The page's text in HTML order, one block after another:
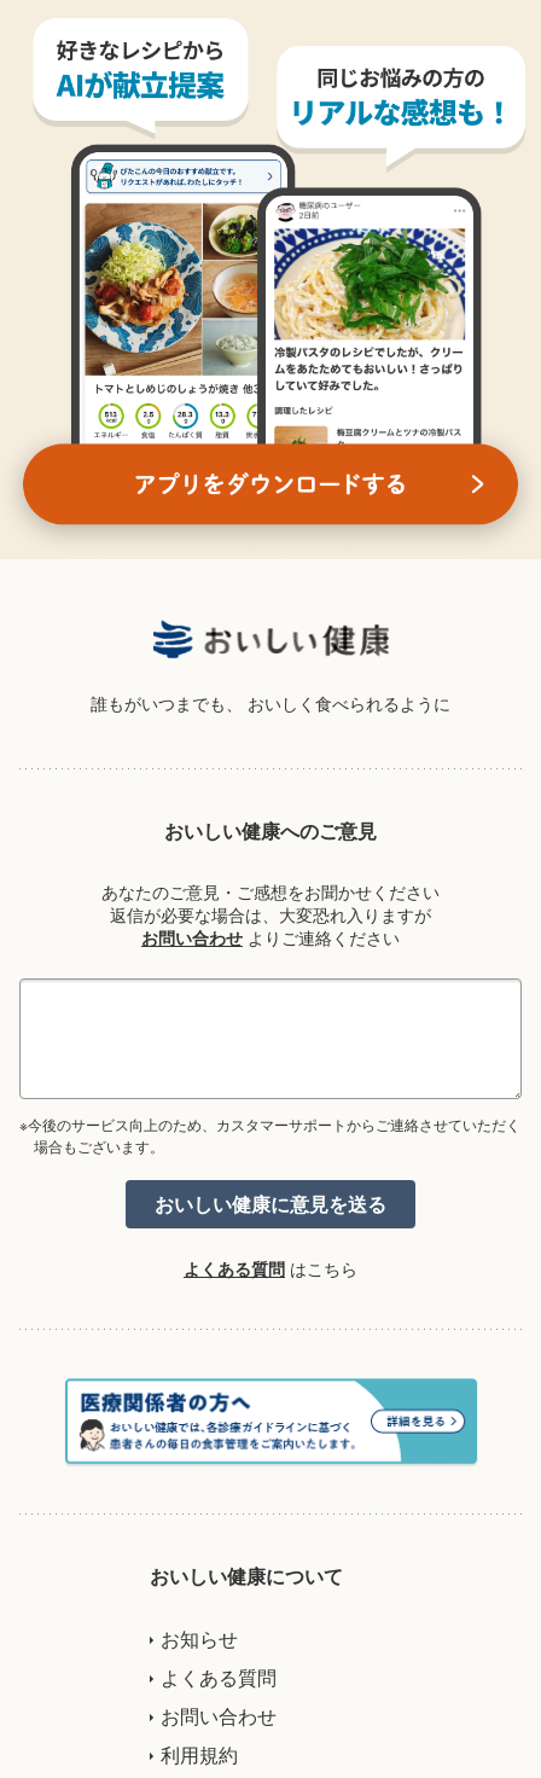
誰もがいつまでも、 おいしく食べられるように
おいしい健康へのご意見
あなたのご意見・ご感想をお聞かせください
返信が必要な場合は、大変恐れ入りますが
お問い合わせ よりご連絡ください
※今後のサービス向上のため、カスタマーサポートからご連絡させていただく
場合もございます。
よくある質問 はこちら
おいしい健康について
お知らせ
よくある質問
お問い合わせ
利用規約